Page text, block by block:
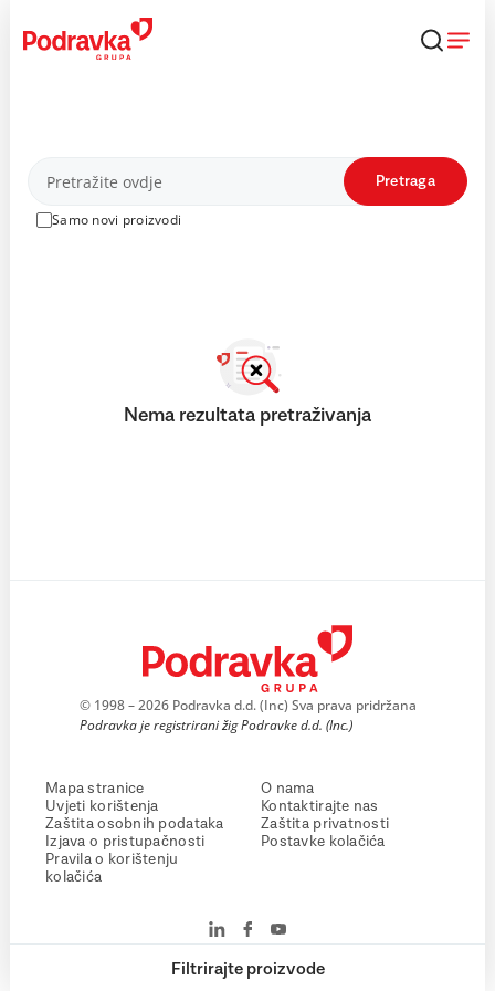
content
Proizvodi
Samo novi proizvodi
Pretraga
Filtrirajte proizvode
Nema rezultata pretraživanja
© 1998 – 2026 Podravka d.d. (Inc) Sva prava pridržana
Podravka je registrirani žig Podravke d.d. (Inc.)
Mapa stranice
Uvjeti korištenja
Zaštita osobnih podataka
Izjava o pristupačnosti
Pravila o korištenju
kolačića
O nama
Kontaktirajte nas
Zaštita privatnosti
Postavke kolačića